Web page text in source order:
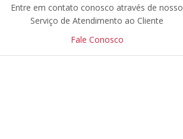
Entre em contato conosco através de nosso
Serviço de Atendimento ao Cliente
Fale Conosco